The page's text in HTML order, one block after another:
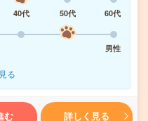
40代 50代
60代
男性
る
む 詳しく見る